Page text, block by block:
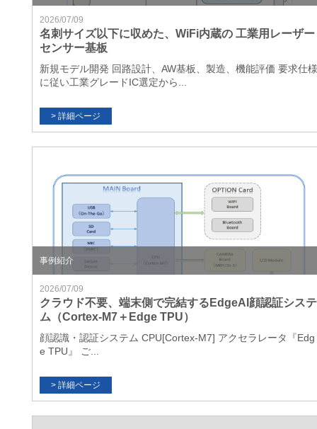
2026/07/09
名刺サイズ以下に収めた、WiFi内蔵の 工業用レーザー
センサー基板
新規モデル開発 回路設計、AW基板、製造、機能評価 要求仕様
に従い工業グレードIC選定から...
事例紹介
2026/07/09
クラウド不要、端末側で完結するEdgeAI顔認証システ
ム（Cortex-M7＋Edge TPU）
顔認識・認証システム CPU[Cortex-M7] アクセラレータ『Edg
e TPU』 ご...